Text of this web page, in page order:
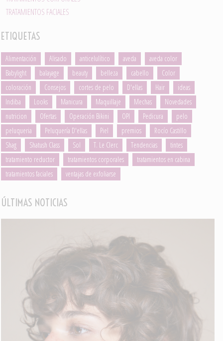
TRATAMIENTOS FACIALES
ETIQUETAS
Alimentación Alisado anticelulítico aveda
aveda color
Babylight
balayage beauty belleza cabello
Color
coloración
Consejos cortes de pelo D'ellas Hair
ideas
Indiba
Looks Manicura Maquillaje Mechas
Novedades
nutricion
Ofertas Operación Bikini OPI Pedicura
pelo
peluqueria
Peluquería D'ellas Piel premios
Rocío Castillo
Shag
Shatush Class Sol T. Le Clerc Tendencias
tintes
tratamiento reductor
tratamientos corporales
tratamientos en cabina
tratamientos faciales
ventajas de exfoliarse
ÚLTIMAS NOTICIAS